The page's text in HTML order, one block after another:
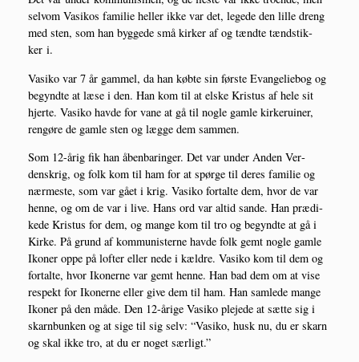
selv­om Vasi­kos fami­lie hel­ler ikke var det, lege­de den lil­le dreng
med sten, som han byg­ge­de små kir­ker af og tænd­te tændstik­
ker i.
Vasi­ko var 7 år gam­mel, da han køb­te sin før­ste Evan­ge­lie­bog og
begynd­te at læse i den. Han kom til at elske Kristus af hele sit
hjer­te. Vasi­ko hav­de for vane at gå til nog­le gam­le kir­keru­i­ner,
ren­gø­re de gam­le sten og læg­ge dem sammen.
Som 12-årig fik han åben­ba­rin­ger. Det var under Anden Ver­
denskrig, og folk kom til ham for at spør­ge til deres fami­lie og
nær­me­ste, som var gået i krig. Vasi­ko for­tal­te dem, hvor de var
hen­ne, og om de var i live. Hans ord var altid san­de. Han præ­di­
ke­de Kristus for dem, og man­ge kom til tro og begynd­te at gå i
Kir­ke. På grund af kom­mu­ni­ster­ne hav­de folk gemt nog­le gam­le
Iko­ner oppe på lof­ter eller nede i kæl­dre. Vasi­ko kom til dem og
for­tal­te, hvor Iko­ner­ne var gemt hen­ne. Han bad dem om at vise
respekt for Iko­ner­ne eller give dem til ham. Han sam­le­de man­ge
Iko­ner på den måde. Den 12-åri­ge Vasi­ko ple­je­de at sæt­te sig i
skar­n­bun­ken og at sige til sig selv: “Vasi­ko, husk nu, du er skarn
og skal ikke tro, at du er noget særligt.”